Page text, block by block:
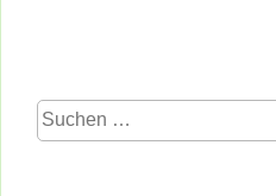
Suchen
nach: